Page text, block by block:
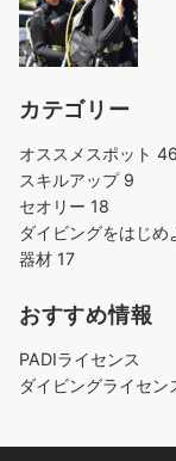
カテゴリー
オススメスポット 46
スキルアップ 9
セオリー 18
ダイビングをはじめ
器材 17
おすすめ情報
PADIライセンス
ダイビングライセン